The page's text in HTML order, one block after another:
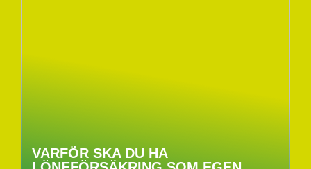
VARFÖR SKA DU HA